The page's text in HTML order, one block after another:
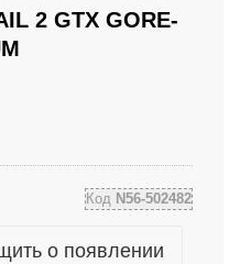
2 GTX GORE-
Код N56-502482
о появлении